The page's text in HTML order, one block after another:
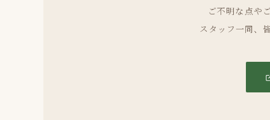
ご不明な点や
スタッフ一同、